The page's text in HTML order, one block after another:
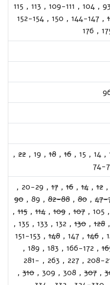
,
104
,
109-111
,
113
,
115
,
144-147
,
150
,
152-154
,
176
,
14
,
15
,
16
,
18
,
19
,
22
,
74-
,
12
,
14
,
16
,
17
,
20-29
,
47-
,
80
,
82-88
,
89
,
90
,
105
,
107
,
109
,
114
,
115
,
,
128
,
130
,
132
,
133
,
135
,
,
146
,
147
,
148
,
151-153
,
166-172
,
183
,
189
,
208-
,
227
,
263
,
281-
,
307
,
308
,
309
,
310
,